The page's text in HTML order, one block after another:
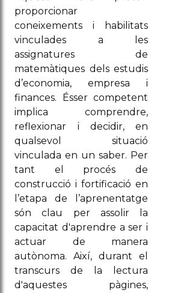
proporcionar
coneixements i habilitats
vinculades a les
assignatures de
matemàtiques dels estudis
d’economia, empresa i
finances. Ésser competent
implica comprendre,
reflexionar i decidir, en
qualsevol situació
vinculada en un saber. Per
tant el procés de
construcció i fortificació en
l’etapa de l’aprenentatge
són clau per assolir la
capacitat d'aprendre a ser i
actuar de manera
autònoma. Així, durant el
transcurs de la lectura
d'aquestes pàgines,